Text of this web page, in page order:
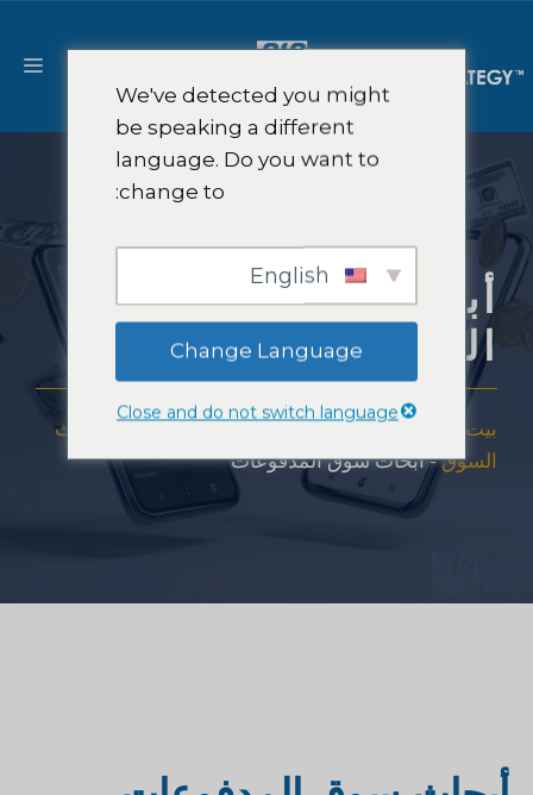
المحتوى
أبحاث سوق
المدفوعات
بيت -
استشارات استراتيجية FinTech وأبحاث
السوق-أبحاث سوق المدفوعات
We've detected you might
be speaking a different
language. Do you want to
change to:
Change Language
Close and do not switch language